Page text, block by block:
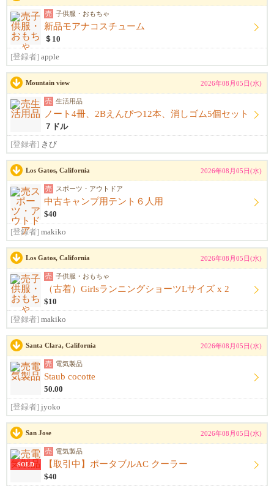
売 子供服・おもちゃ
新品モアナコスチューム
＄10
[登録者] apple
Mountain view 2026年08月05日(水)
売 生活用品
ノート4冊、2Bえんぴつ12本、消しゴム5個セット
７ドル
[登録者] きび
Los Gatos, California 2026年08月05日(水)
売 スポーツ・アウトドア
中古キャンプ用テント６人用
$40
[登録者] makiko
Los Gatos, California 2026年08月05日(水)
売 子供服・おもちゃ
（古着）GirlsランニングショーツLサイズ x 2
$10
[登録者] makiko
Santa Clara, California 2026年08月05日(水)
売 電気製品
Staub cocotte
50.00
[登録者] jyoko
San Jose 2026年08月05日(水)
SOLD
売 電気製品
【取引中】ポータブルAC クーラー
$40